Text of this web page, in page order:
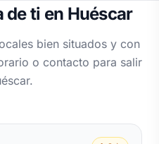
de ti en Huéscar
bien situados y con
o contacto para salir